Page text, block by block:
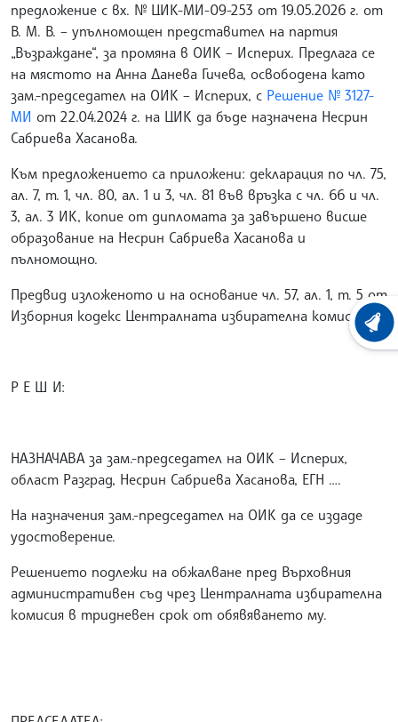
предложение с вх. № ЦИК-МИ-09-253 от 19.05.2026 г. от
В. М. В. – упълномощен представител на партия
„Възраждане“, за промяна в ОИК – Исперих. Предлага се
на мястото на Анна Данева Гичева, освободена като
зам.-председател на ОИК – Исперих, с Решение № 3127-
МИ от 22.04.2024 г. на ЦИК да бъде назначена Несрин
Сабриева Хасанова.
Към предложението са приложени: декларация по чл. 75,
ал. 7, т. 1, чл. 80, ал. 1 и 3, чл. 81 във връзка с чл. 66 и чл.
3, ал. 3 ИК, копие от дипломата за завършено висше
образование на Несрин Сабриева Хасанова и
пълномощно.
Предвид изложеното и на основание чл. 57, ал. 1, т. 5 от
Изборния кодекс Централната избирателна комисия
Р Е Ш И:
НАЗНАЧАВА за зам.-председател на ОИК – Исперих,
област Разград, Несрин Сабриева Хасанова, ЕГН ….
На назначения зам.-председател на ОИК да се издаде
удостоверение.
Решението подлежи на обжалване пред Върховния
административен съд чрез Централната избирателна
комисия в тридневен срок от обявяването му.